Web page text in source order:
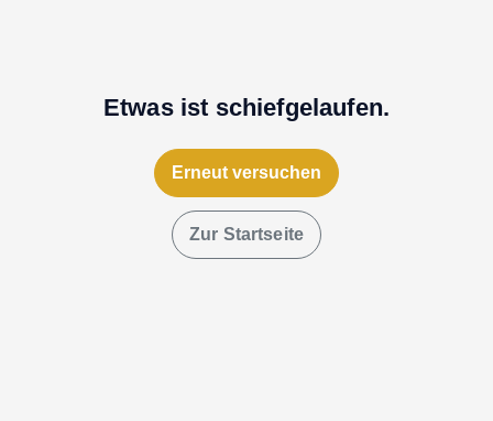
Etwas ist schiefgelaufen.
Erneut versuchen
Zur Startseite